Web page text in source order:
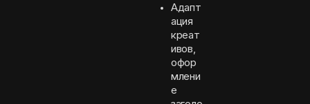
Адапт
ация
креат
ивов,
офор
млени
е